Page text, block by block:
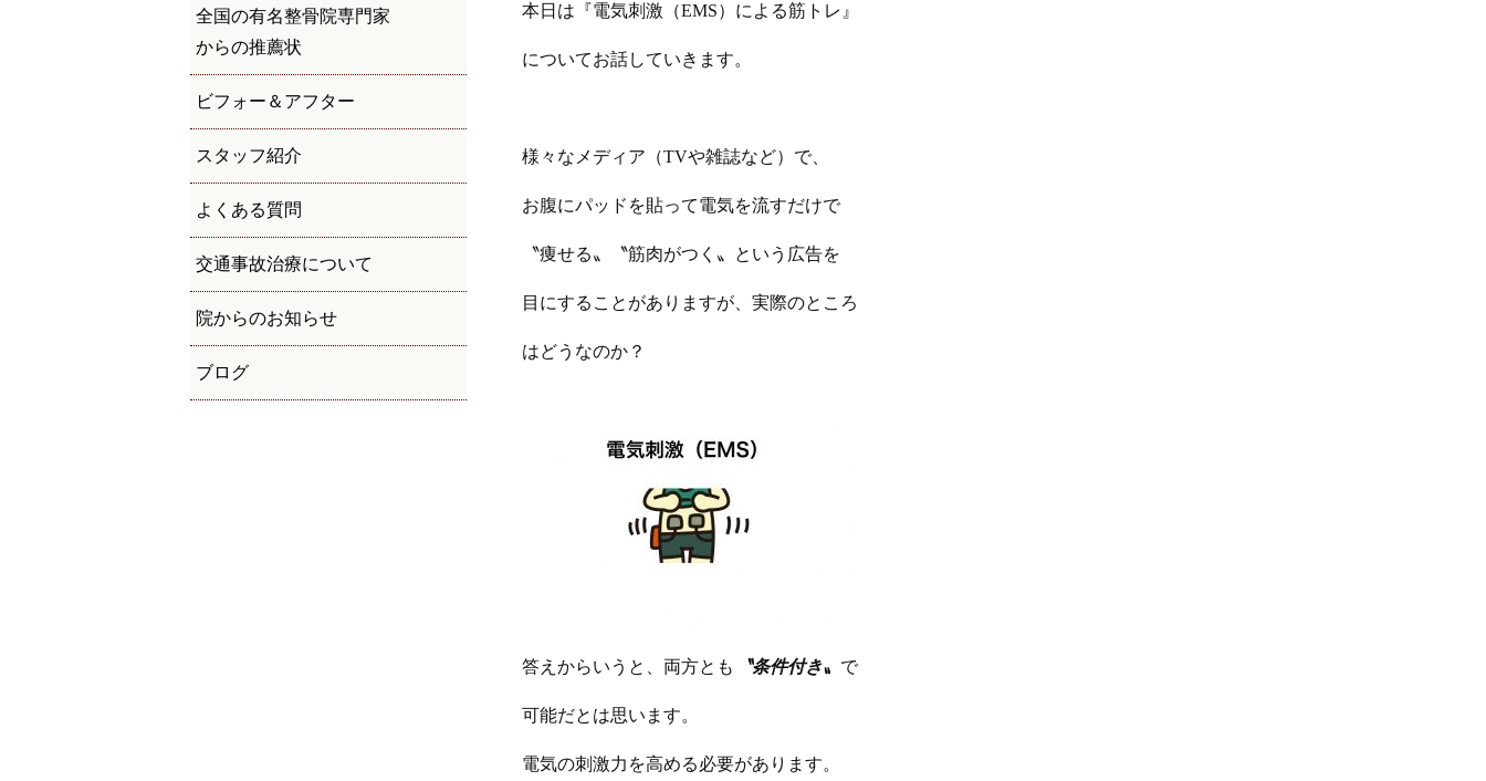
全国の有名整骨院専門家
からの推薦状
ビフォー＆アフター
スタッフ紹介
よくある質問
交通事故治療について
院からのお知らせ
ブログ
本日は『電気刺激（EMS）による筋トレ』
についてお話していきます。
様々なメディア（TVや雑誌など）で、
お腹にパッドを貼って電気を流すだけで
〝痩せる〟〝筋肉がつく〟という広告を
目にすることがありますが、実際のところ
はどうなのか？
答えからいうと、両方とも 〝条件付き〟 で
可能だとは思います。
電気の刺激力を高める必要があります。